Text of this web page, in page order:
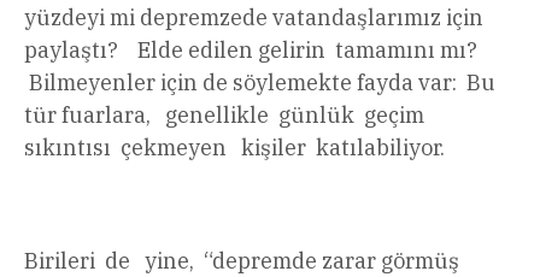
yüzdeyi mi depremzede vatandaşlarımız için
paylaştı? Elde edilen gelirin tamamını mı?
Bilmeyenler için de söylemekte fayda var: Bu
tür fuarlara, genellikle günlük geçim
sıkıntısı çekmeyen kişiler katılabiliyor.
Birileri de yine, “depremde zarar görmüş